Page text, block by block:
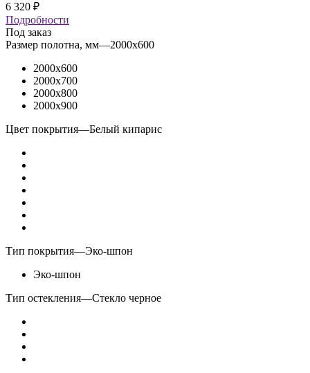
6 320 ₽
Подробности
Под заказ
Размер полотна, мм—2000x600
2000x600
2000x700
2000x800
2000x900
Цвет покрытия—Белый кипарис
Тип покрытия—Эко-шпон
Эко-шпон
Тип остекления—Стекло черное